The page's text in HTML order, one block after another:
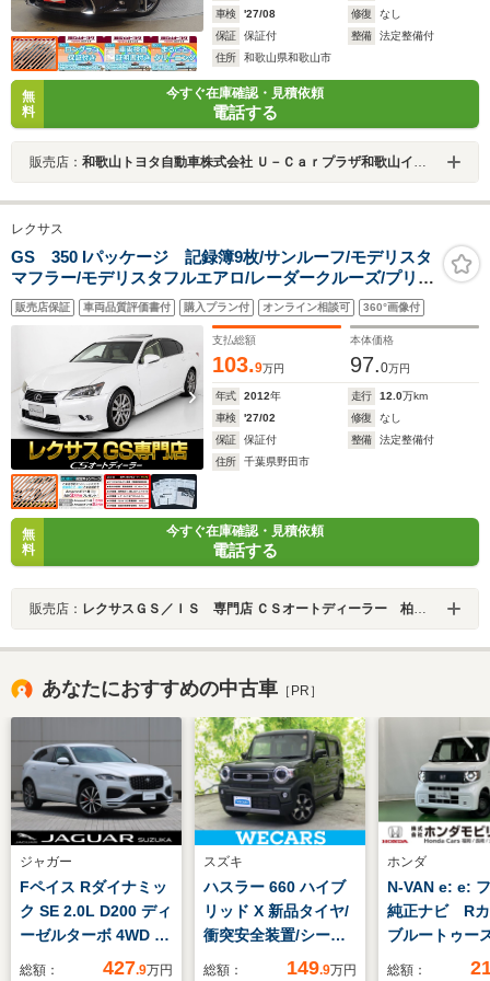
車検
'27/08 修復
なし
保証
保証付 整備
法定整備付
住所
和歌山県和歌山市
無
料
今すぐ在庫確認・見積依頼
電話する
販売店： 和歌山トヨタ自動車株式会社 Ｕ－Ｃａｒプラザ和歌山インター
レクサス
GS 350 Iパッケージ 記録簿9枚/サンルーフ/モデリスタ
マフラー/モデリスタフルエアロ/レーダークルーズ/プリク
ラッシュ/クリアランスソナー/純正18インチAW/HUD/踏
み間違い防止/電動シート/冷暖房シート/3眼LEDヘッドラ
販売店保証 車両品質評価書付 購入プラン付 オンライン相談可 360°画像付
支払総額
103.9万円
本体価格
97.0万円
年式 2012年 走行 12.0万km
車検
'27/02 修復
なし
保証
保証付 整備
法定整備付
住所
千葉県野田市
無
料
今すぐ在庫確認・見積依頼
電話する
販売店： レクサスＧＳ／ＩＳ 専門店 ＣＳオートディーラー 柏インター店 中古車専門店
あなたにおすすめの中古車 ［PR］
ジャガー
Fペイス Rダイナミッ
ク SE 2.0L D200 ディ
ーゼルターボ 4WD 認
定中古車 ディーゼ
総額： 427.9万円
スズキ
ハスラー 660 ハイブ
リッド X 新品タイヤ/
衝突安全装置/シート
ヒーター 前席/車線逸
総額： 149.9万円
ホンダ
N-VAN e: e:
純正ナビ R
ブルートゥ
総額：